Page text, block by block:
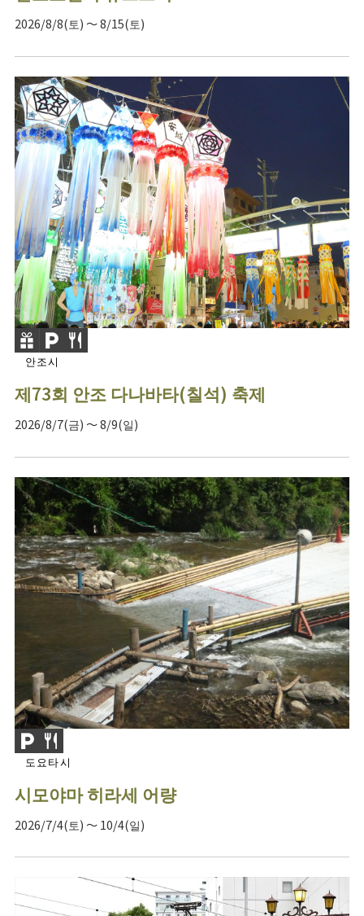
2026/8/8(토) ～ 8/15(토)
안조시
제73회 안조 다나바타(칠석) 축제
2026/8/7(금) ～ 8/9(일)
도요타시
시모야마 히라세 어량
2026/7/4(토) ～ 10/4(일)